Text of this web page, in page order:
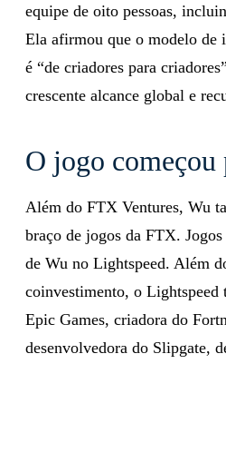
equipe de oito pessoas,
Ela afirmou que o modelo de
é “de criadores para
crescente alcance global e
O jogo começou
Além do FTX Ventures, Wu
braço de jogos da FTX.
de Wu no Lightspeed. Além
coinvestimento, o Lightspeed
Epic Games, criadora do
desenvolvedora do Slipgate,